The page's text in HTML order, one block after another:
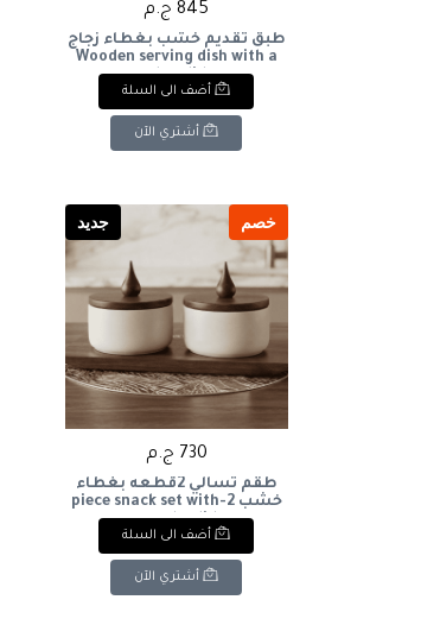
845 ج.م
طبق تقديم خشب بغطاء زجاج
Wooden serving dish with a
glass lid
أضف الى السلة
أشتري الآن
خصم جديد
730 ج.م
طقم تسالي 2قطعه بغطاء
خشب 2-piece snack set with
wooden lid
أضف الى السلة
أشتري الآن